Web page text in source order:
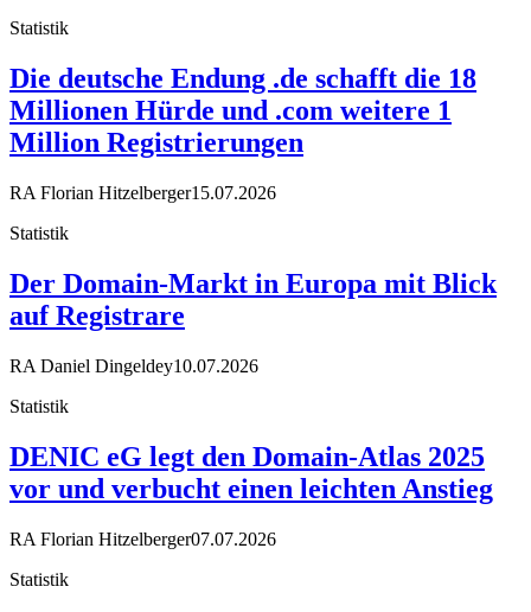
Statistik
Die deutsche Endung .de schafft die 18
Millionen Hürde und .com weitere 1
Million Registrierungen
RA Florian Hitzelberger15.07.2026
Statistik
Der Domain-Markt in Europa mit Blick
auf Registrare
RA Daniel Dingeldey10.07.2026
Statistik
DENIC eG legt den Domain-Atlas 2025
vor und verbucht einen leichten Anstieg
RA Florian Hitzelberger07.07.2026
Statistik